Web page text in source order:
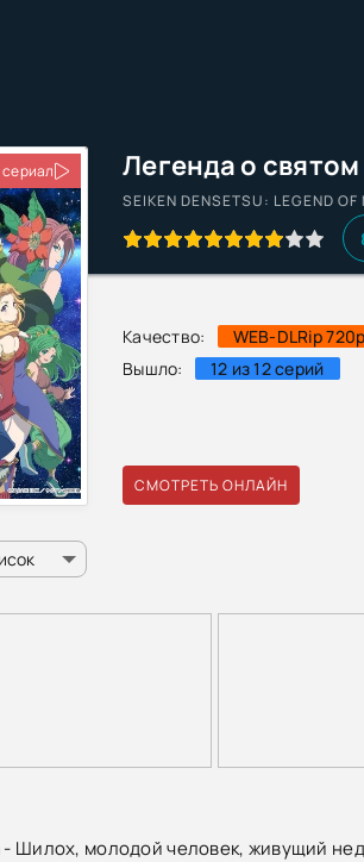
SEIKEN DENSETSU: LEGEND
Качество:
WEB-DLRip 720p
Вышло:
12 из 12 серий
СМОТРЕТЬ ОНЛАЙН
Шилох, молодой человек, живущий